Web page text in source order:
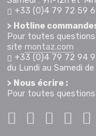
+33 (0)4 79 72 59
> Hotline
Pour toutes
site montaz.com
+33 (0)4 79 72 94
du Lundi au Samedi
> Nous écrire :
Pour toutes questions